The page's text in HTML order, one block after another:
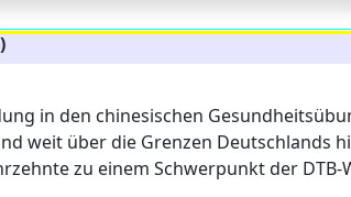
in den chinesischen
weit über die Grenzen Deutschlands
zu einem Schwerpunkt der